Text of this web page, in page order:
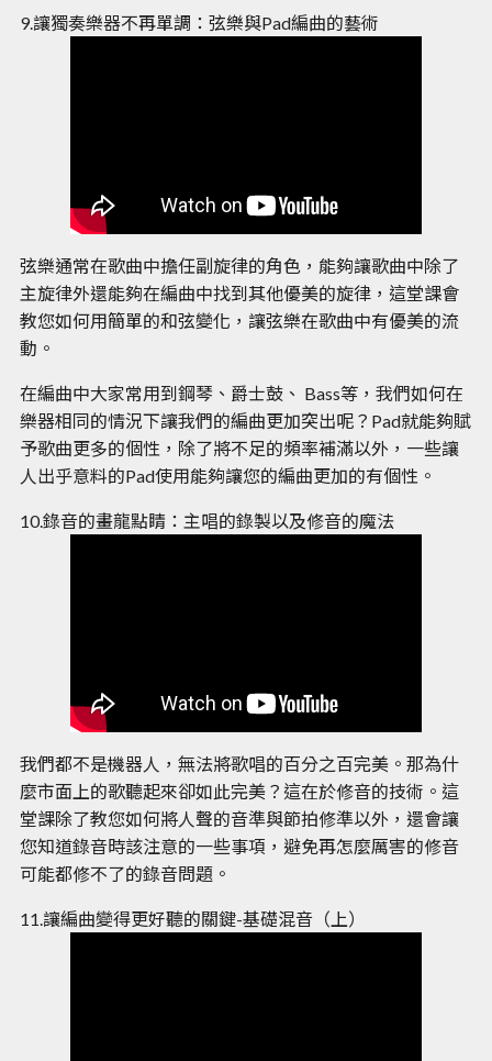
9.讓獨奏樂器不再單調：弦樂與Pad編曲的藝術
弦樂通常在歌曲中擔任副旋律的角色，能夠讓歌曲中除了
主旋律外還能夠在編曲中找到其他優美的旋律，這堂課會
教您如何用簡單的和弦變化，讓弦樂在歌曲中有優美的流
動。
在編曲中大家常用到鋼琴、爵士鼓、 Bass等，我們如何在
樂器相同的情況下讓我們的編曲更加突出呢？Pad就能夠賦
予歌曲更多的個性，除了將不足的頻率補滿以外，一些讓
人出乎意料的Pad使用能夠讓您的編曲更加的有個性。
10.錄音的畫龍點睛：主唱的錄製以及修音的魔法
我們都不是機器人，無法將歌唱的百分之百完美。那為什
麼市面上的歌聽起來卻如此完美？這在於修音的技術。這
堂課除了教您如何將人聲的音準與節拍修準以外，還會讓
您知道錄音時該注意的一些事項，避免再怎麼厲害的修音
可能都修不了的錄音問題。
11.讓編曲變得更好聽的關鍵-基礎混音（上）